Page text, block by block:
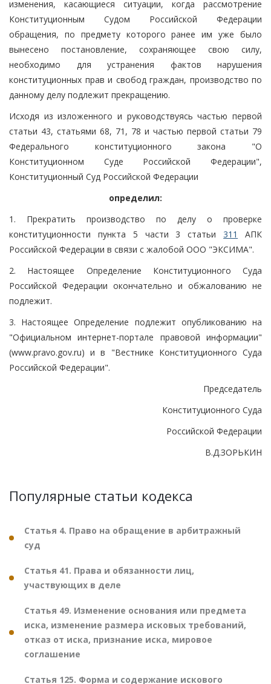
изменения, касающиеся ситуации, когда рассмотрение
Конституционным Судом Российской Федерации
обращения, по предмету которого ранее им уже было
вынесено постановление, сохраняющее свою силу,
необходимо для устранения фактов нарушения
конституционных прав и свобод граждан, производство по
данному делу подлежит прекращению.
Исходя из изложенного и руководствуясь частью первой
статьи 43, статьями 68, 71, 78 и частью первой статьи 79
Федерального конституционного закона "О
Конституционном Суде Российской Федерации",
Конституционный Суд Российской Федерации
определил:
1. Прекратить производство по делу о проверке
конституционности пункта 5 части 3 статьи311
АПК
Российской Федерации в связи с жалобой ООО "ЭКСИМА".
2. Настоящее Определение Конституционного Суда
Российской Федерации окончательно и обжалованию не
подлежит.
3. Настоящее Определение подлежит опубликованию на
"Официальном интернет-портале правовой информации"
(www.pravo.gov.ru) и в "Вестнике Конституционного Суда
Российской Федерации".
Председатель
Конституционного Суда
Российской Федерации
В.Д.ЗОРЬКИН
Популярные статьи кодекса
Статья 4. Право на обращение в арбитражный
суд
Статья 41. Права и обязанности лиц,
участвующих в деле
Статья 49. Изменение основания или предмета
иска, изменение размера исковых требований,
отказ от иска, признание иска, мировое
соглашение
Статья 125. Форма и содержание искового